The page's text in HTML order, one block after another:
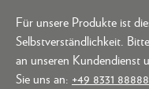
Für unsere Produkte ist
Selbstverständlichkeit.
an unseren Kundendienst
Sie uns an: +49 8331 88888